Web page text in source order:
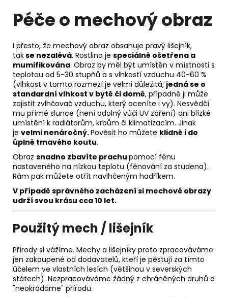
Péče o mechový obraz
I přesto, že mechový obraz obsahuje pravý lišejník,
takse nezalévá. Rostlina je speciálně ošetřena a
mumifikována. Obraz by měl být umístěn v místnosti s
teplotou od 5-30 stupňů a s vlhkostí vzduchu 40-60 %
(vlhkost v tomto rozmezí je velmi důležitá, jedná se o
standardní vlhkost v bytě či domě, případně ji může
zajistit zvlhčovač vzduchu, který oceníte i vy). Nesvědčí
mu přímé slunce (není odolný vůči UV záření) ani blízké
umístění k radiátorům, krbům či klimatizacím. Jinak
je velmi nenáročný.Pověsit ho můžete klidně i do
úplně tmavého koutu.
Obraz snadno zbavíte prachu pomocí fénu
nastaveného na nízkou teplotu (fénování za studena).
Rám pak můžete otřít navlhčeným hadříkem.
V případě správného zacházení si mechové obrazy
udrží svou krásu cca 10 let.
Použitý mech / lišejník
Přírody si vážíme. Mechy a lišejníky proto zpracováváme
jen zakoupené od dodavatelů, kteří je pěstují za tímto
účelem ve vlastních lesích (většinou v severských
státech). Nezpracováváme žádný z chráněných druhů a
"neokrádáme" přírodu.